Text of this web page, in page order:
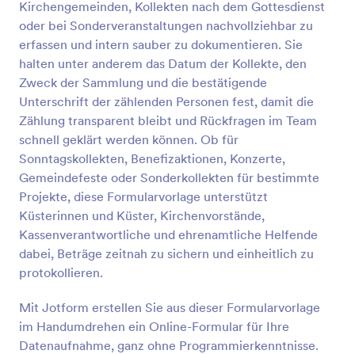
Kirchengemeinden, Kollekten nach dem Gottesdienst
oder bei Sonderveranstaltungen nachvollziehbar zu
erfassen und intern sauber zu dokumentieren. Sie
halten unter anderem das Datum der Kollekte, den
Zweck der Sammlung und die bestätigende
Unterschrift der zählenden Personen fest, damit die
Zählung transparent bleibt und Rückfragen im Team
schnell geklärt werden können. Ob für
Sonntagskollekten, Benefizaktionen, Konzerte,
Gemeindefeste oder Sonderkollekten für bestimmte
Projekte, diese Formularvorlage unterstützt
Küsterinnen und Küster, Kirchenvorstände,
Kassenverantwortliche und ehrenamtliche Helfende
dabei, Beträge zeitnah zu sichern und einheitlich zu
protokollieren.
Mit Jotform erstellen Sie aus dieser Formularvorlage
im Handumdrehen ein Online-Formular für Ihre
Datenaufnahme, ganz ohne Programmierkenntnisse.
Vorschau